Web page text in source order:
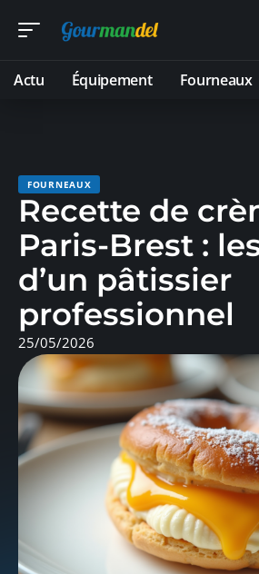
Actu Équipement Fourneaux
FOURNEAUX
Recette de
Paris-Brest :
d’un pâtissier
professionnel
25/05/2026